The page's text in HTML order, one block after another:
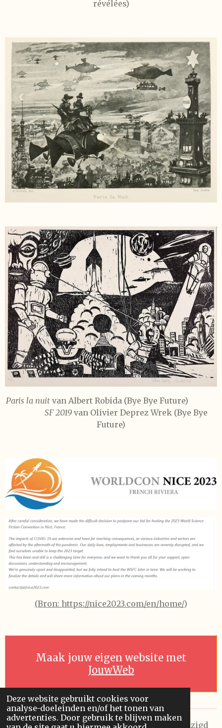
Deze website gebruikt cookies voor
analyse-doeleinden en/of het tonen van
advertenties. Door gebruik te blijven maken
révélées)
Paris la nuit van Albert Robida (Bye Bye Future)
SF 2019van Olivier Deprez Wrek (Bye Bye
Future)
(Bron: https://nice2023.com/en/home/)
Maak jouw eigen website met
JouwWeb
© 2026 Future Visions Unlimited. Laatst gewijzigd